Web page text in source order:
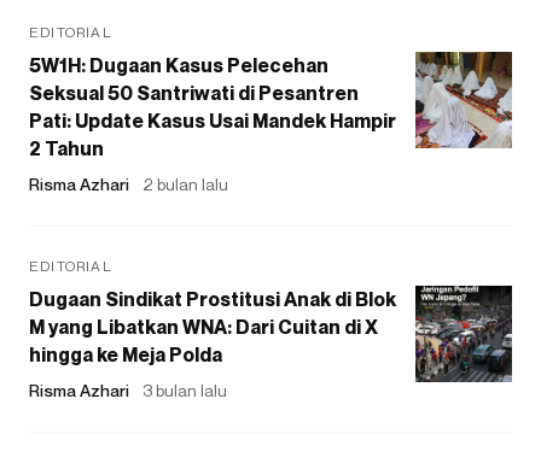
EDITORIAL
5W1H: Dugaan Kasus Pelecehan
Seksual 50 Santriwati di Pesantren
Pati: Update Kasus Usai Mandek Hampir
2 Tahun
Risma Azhari 2 bulan lalu
EDITORIAL
Dugaan Sindikat Prostitusi Anak di Blok
M yang Libatkan WNA: Dari Cuitan di X
hingga ke Meja Polda
Risma Azhari 3 bulan lalu